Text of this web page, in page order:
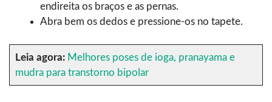
endireita os braços e as pernas.
Abra bem os dedos e pressione-os no tapete.
Leia agora: Melhores poses de ioga, pranayama e
mudra para transtorno bipolar